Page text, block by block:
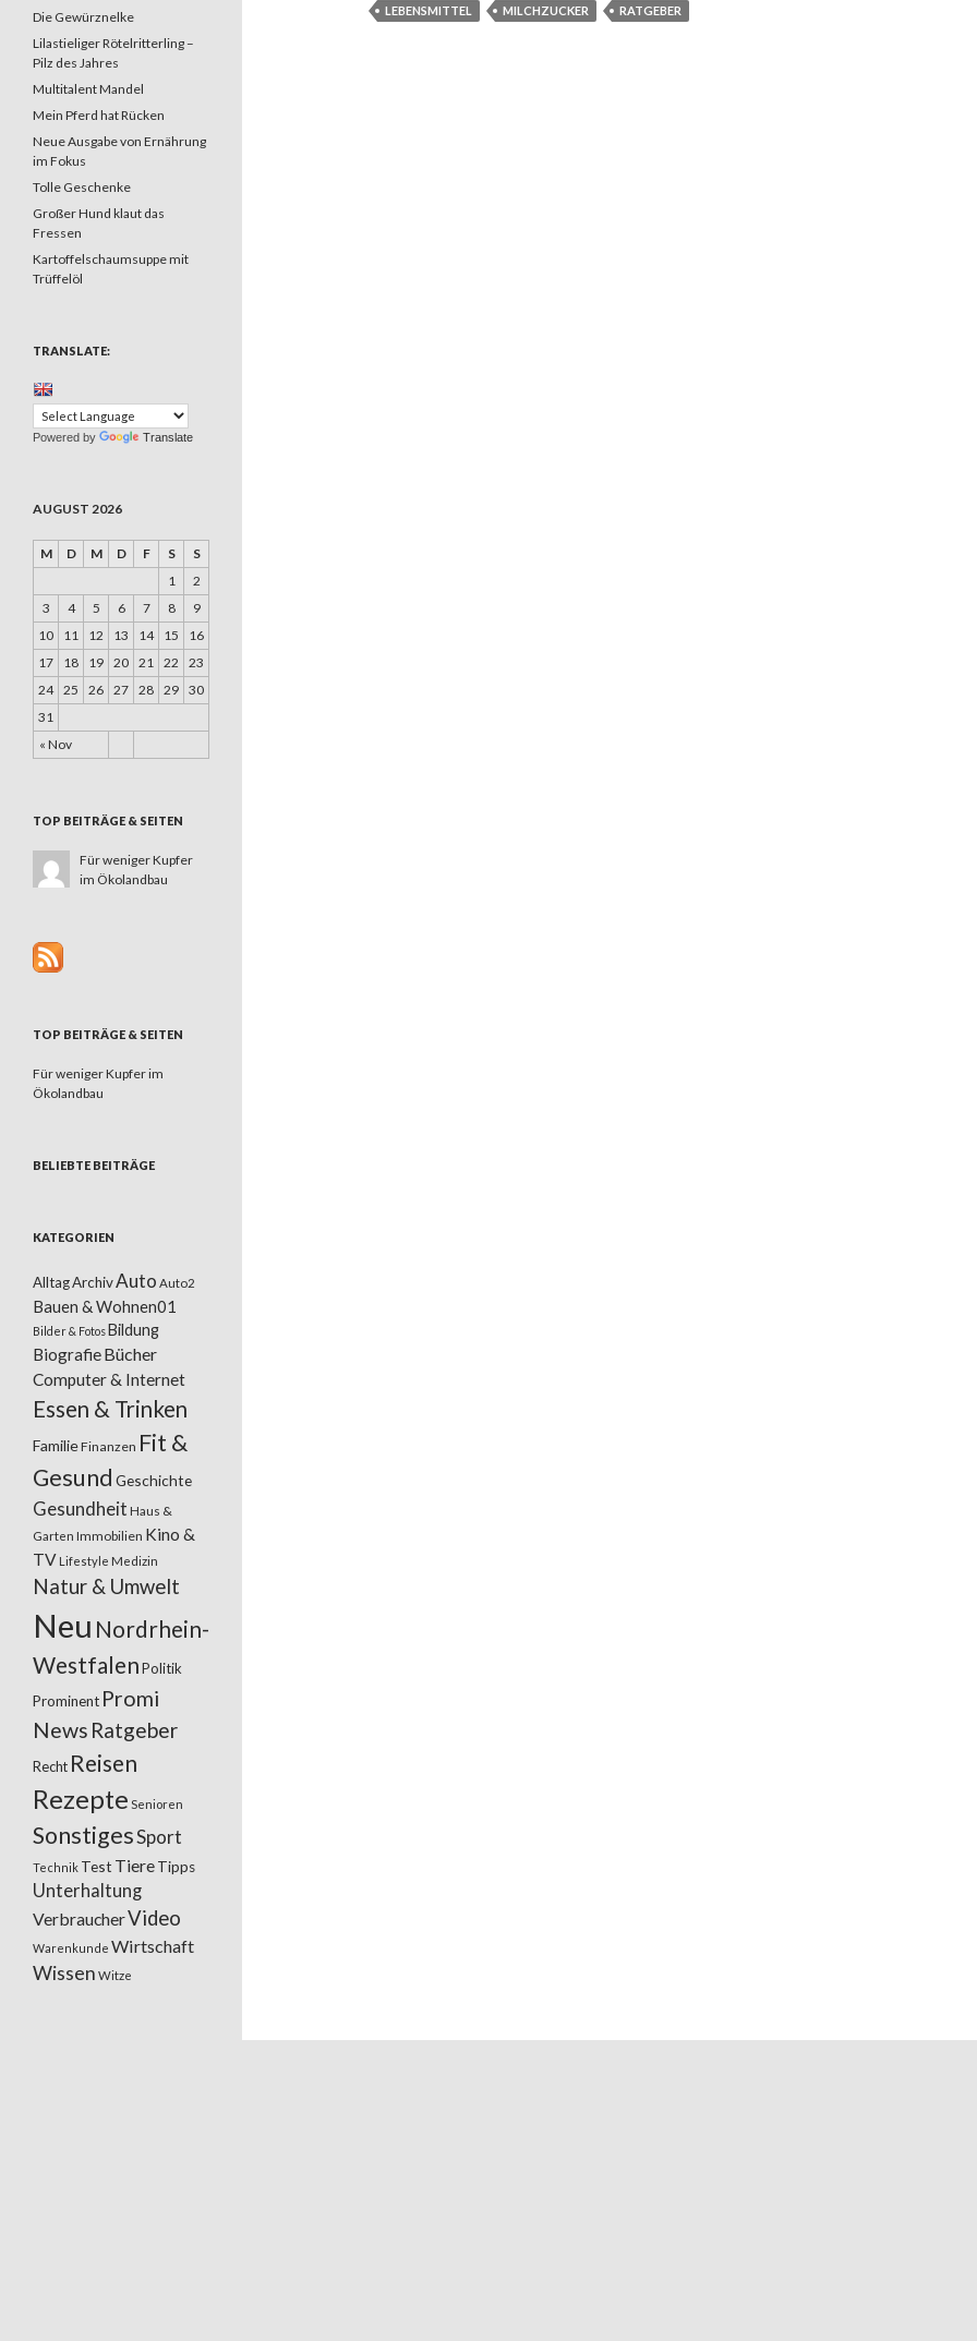
LEBENSMITTEL
MILCHZUCKER RATGEBER
Die Gewürznelke
Lilastieliger Rötelritterling –
Pilz des Jahres
Multitalent Mandel
Mein Pferd hat Rücken
Neue Ausgabe von Ernährung
im Fokus
Tolle Geschenke
Großer Hund klaut das
Fressen
Kartoffelschaumsuppe mit
Trüffelöl
TRANSLATE:
Powered by Translate
AUGUST 2026
M D M D F S S
« Nov
1
2
3
4 5 6 7 8
9
10
11 12 13 14 15
16
17
18 19 20 21 22
23
24 25 26 27 28 29 30
31
TOP BEITRÄGE & SEITEN
Für weniger Kupfer
im Ökolandbau
TOP BEITRÄGE & SEITEN
Für weniger Kupfer im
Ökolandbau
BELIEBTE BEITRÄGE
KATEGORIEN
AlltagArchivAuto Auto2
Bauen & Wohnen01
Bilder & FotosBildung
BiografieBücher
Computer & Internet
Essen & Trinken
FamilieFinanzen Fit &
Gesund Geschichte
Gesundheit Haus &
Garten Immobilien Kino &
TV Lifestyle Medizin
Natur & Umwelt
Neu Nordrhein-
WestfalenPolitik
Prominent Promi
News Ratgeber
Recht Reisen
Rezepte Senioren
SonstigesSport
Technik Test TiereTipps
Unterhaltung
VerbraucherVideo
Warenkunde Wirtschaft
Wissen Witze